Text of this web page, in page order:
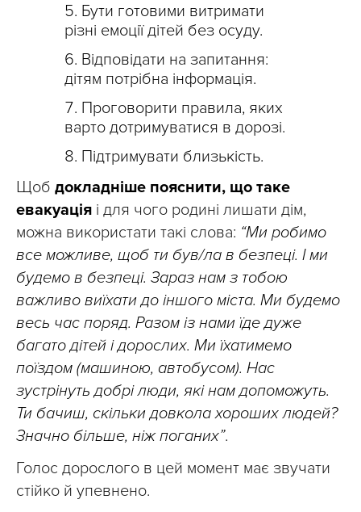
Бути готовими витримати
різні емоції дітей без осуду.
Відповідати на запитання:
дітям потрібна інформація.
Проговорити правила, яких
варто дотримуватися в дорозі.
Підтримувати близькість.
Щоб докладніше пояснити, що таке
евакуація і для чого родині лишати дім,
можна використати такі слова: “Ми робимо
все можливе, щоб ти був/ла в безпеці. І ми
будемо в безпеці. Зараз нам з тобою
важливо виїхати до іншого міста. Ми будемо
весь час поряд. Разом із нами їде дуже
багато дітей і дорослих. Ми їхатимемо
поїздом (машиною, автобусом). Нас
зустрінуть добрі люди, які нам допоможуть.
Ти бачиш, скільки довкола хороших людей?
Значно більше, ніж поганих”.
Голос дорослого в цей момент має звучати
стійко й упевнено.